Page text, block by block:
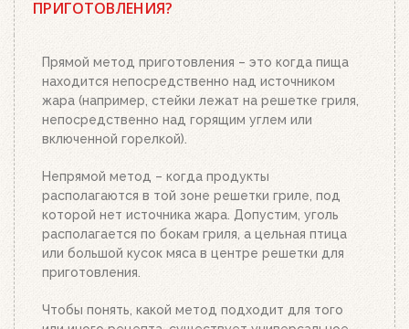
необходимым количеством угля или брикетов,
решетку для угля и подожгите их. Сверху
поставьте заполненный углем или брикетами
стартер. Больше ничего делать не нужно.
Топливо разгорится полностью за 20-30 минут, в
зависимости от количества угля или брикетов.
Когда верхний уголь станет красным, а слой
брикетов покроется белым пеплом, высыпьте
уголь из стартера на решетку для угля. Жар
будет просто отличным!
ПРИГОТОВЛЕНИЯ?
Прямой метод приготовления – это когда пища
находится непосредственно над источником
жара (например, стейки лежат на решетке гриля,
непосредственно над горящим углем или
включенной горелкой).
Непрямой метод – когда продукты
располагаются в той зоне решетки гриле, под
которой нет источника жара. Допустим, уголь
располагается по бокам гриля, а цельная птица
или большой кусок мяса в центре решетки для
приготовления.
Чтобы понять, какой метод подходит для того